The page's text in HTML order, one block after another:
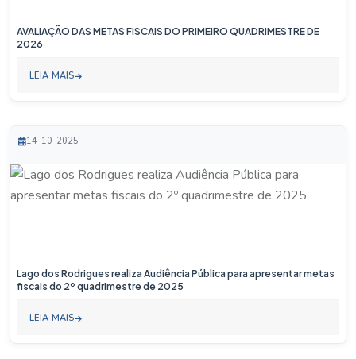
AVALIAÇÃO DAS METAS FISCAIS DO PRIMEIRO QUADRIMESTRE DE
2026
LEIA MAIS
14-10-2025
Lago dos Rodrigues realiza Audiência Pública para apresentar metas
fiscais do 2º quadrimestre de 2025
LEIA MAIS